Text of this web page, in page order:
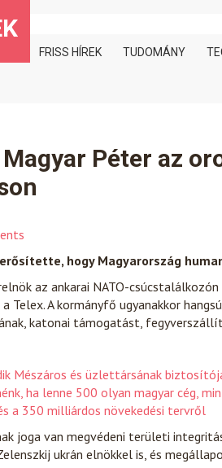
FRISS HÍREK TUDOMÁNY
Péter az
hogy Magyarország
az ankarai NATO-
a Telex. A kormányfő ugyanakkor
katonai támogatást,
Mészáros és üzlettársának
ha lenne 500 olyan magyar cég,
a 350 milliárdos növekedési tervről
joga van megvédeni területi
ukrán elnökkel is, és